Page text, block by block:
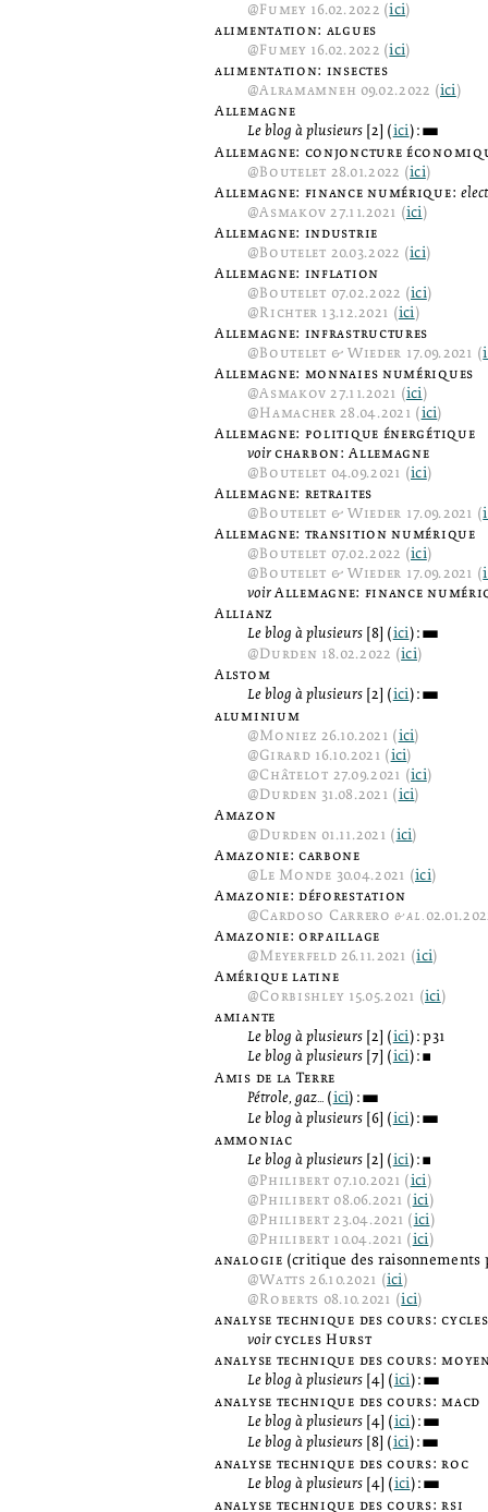
@Fumey 16.02.2022 (ici)
alimentation: algues
@Fumey 16.02.2022 (ici)
alimentation: insectes
@Alramamneh 09.02.2022 (ici)
Allemagne
Le blog à plusieurs [2] (ici):3
Allemagne: conjoncture
@Boutelet 28.01.2022 (ici)
Allemagne: finance numérique:
@Asmakov 27.11.2021 (ici)
Allemagne: industrie
@Boutelet 20.03.2022 (ici)
Allemagne: inflation
@Boutelet 07.02.2022 (ici)
@Richter 13.12.2021 (ici)
Allemagne: infrastructures
@Boutelet & Wieder 17.09.2021 (
Allemagne: monnaies numériques
@Asmakov 27.11.2021 (ici)
@Hamacher 28.04.2021 (ici)
Allemagne: politique énergétique
voircharbon: Allemagne
@Boutelet 04.09.2021 (ici)
Allemagne: retraites
@Boutelet & Wieder 17.09.2021 (
Allemagne: transition numérique
@Boutelet 07.02.2022 (ici)
@Boutelet & Wieder 17.09.2021 (
voirAllemagne: finance
Allianz
Le blog à plusieurs [8] (ici):3
@Durden 18.02.2022 (ici)
Alstom
Le blog à plusieurs [2] (ici):3
aluminium
@Moniez26.10.2021 (ici)
@Girard 16.10.2021 (ici)
@Châtelot 27.09.2021 (ici)
@Durden 31.08.2021 (ici)
Amazon
@Durden 01.11.2021 (ici)
Amazonie: carbone
@Le Monde 30.04.2021 (ici)
Amazonie: déforestation
@Cardoso Carrero & al.
Amazonie: orpaillage
@Meyerfeld 26.11.2021 (ici)
Amérique latine
@Corbishley 15.05.2021 (ici)
amiante
Le blog à plusieurs [2] (ici): p31
Le blog à plusieurs [7] (ici):2
Amis de la Terre
Pétrole, gaz... (ici):3
Le blog à plusieurs [6] (ici):3
ammoniac
Le blog à plusieurs [2] (ici):2
@Philibert 07.10.2021 (ici)
@Philibert 08.06.2021 (ici)
@Philibert23.04.2021 (ici)
@Philibert 10.04.2021 (ici)
analogie (critique des raisonnements
@Watts26.10.2021 (ici)
@Roberts 08.10.2021 (ici)
analyse technique des cours:
voircycles Hurst
analyse technique des cours:
Le blog à plusieurs [4] (ici):3
analyse technique des cours: macd
Le blog à plusieurs [4] (ici):3
Le blog à plusieurs [8] (ici):3
analyse technique des cours: roc
Le blog à plusieurs [4] (ici):3
analyse technique des cours: rsi